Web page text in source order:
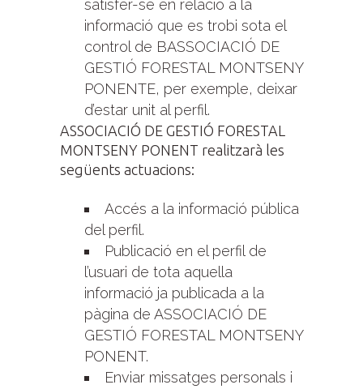
satisfer-se en relació a la
informació que es trobi sota el
control de BASSOCIACIÓ DE
GESTIÓ FORESTAL MONTSENY
PONENTE, per exemple, deixar
d’estar unit al perfil.
ASSOCIACIÓ DE GESTIÓ FORESTAL
MONTSENY PONENT realitzarà les
següents actuacions:
Accés a la informació pública
del perfil.
Publicació en el perfil de
l’usuari de tota aquella
informació ja publicada a la
pàgina de ASSOCIACIÓ DE
GESTIÓ FORESTAL MONTSENY
PONENT.
Enviar missatges personals i